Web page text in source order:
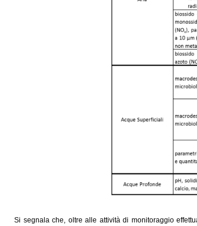
Si segnala che, oltre alle attività di monitoraggio